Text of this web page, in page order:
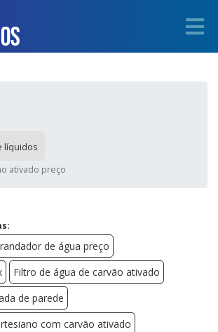
líquidos
ativado preço
de água preço
Filtro de água de carvão ativado
de parede
com carvão ativado